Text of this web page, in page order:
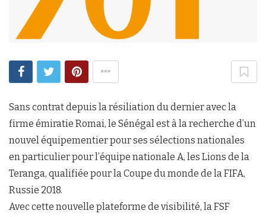
Sans contrat depuis la résiliation du dernier avec la
firme émiratie Romai, le Sénégal est à la recherche d’un
nouvel équipementier pour ses sélections nationales
en particulier pour l’équipe nationale A, les Lions de la
Teranga, qualifiée pour la Coupe du monde de la FIFA,
Russie 2018.
Avec cette nouvelle plateforme de visibilité, la FSF